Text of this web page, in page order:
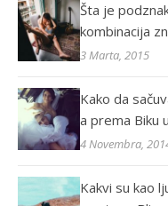
Šta je
kombinacija
3 Marta, 2015
Kako da
a prema Biku
4 Novembra,
Kakvi su kao